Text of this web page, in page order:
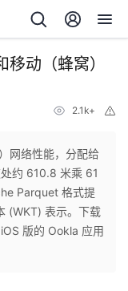
动（蜂窝）
2.1k+
网络性能，分配给
约 610.8 米乘 61
Parquet 格式提
(WKT) 表示。下载
版的 Ookla 应用